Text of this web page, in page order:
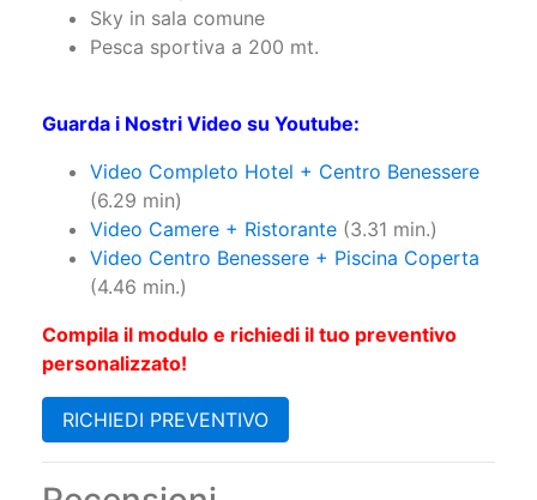
Connessione wire-less in tutto l'hotel
Mediaset premium in camera
Guarda i Nostri Video su Youtube:
Video Completo Hotel + Centro Benessere
(6.29 min)
Video Camere + Ristorante
(4.46 min.)
personalizzato!